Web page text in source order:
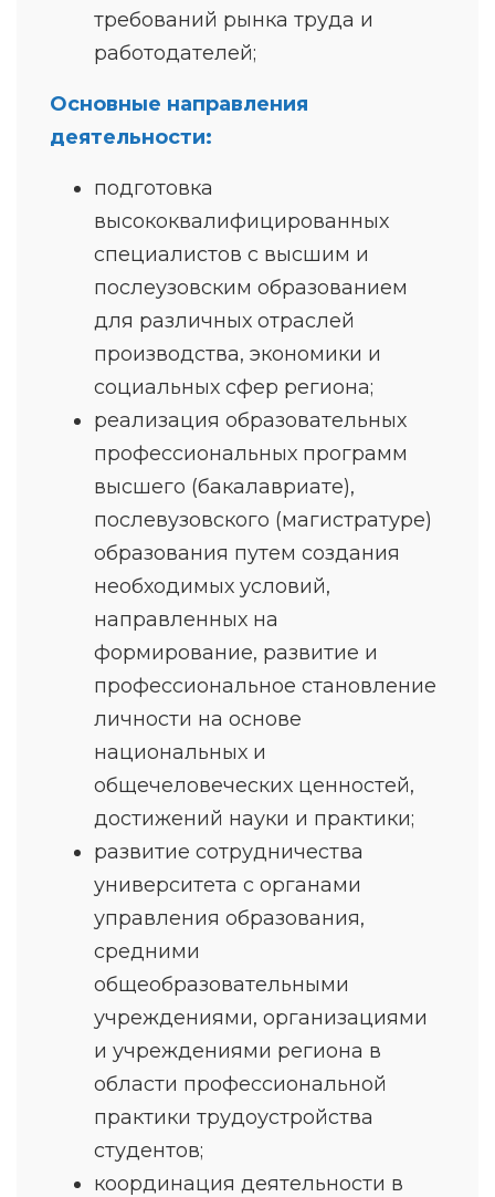
требований рынка труда и
работодателей;
Основные направления
деятельности:
подготовка
высококвалифицированных
специалистов с высшим и
послеузовским образованием
для различных отраслей
производства, экономики и
социальных сфер региона;
реализация образовательных
профессиональных программ
высшего (бакалавриате),
послевузовского (магистратуре)
образования путем создания
необходимых условий,
направленных на
формирование, развитие и
профессиональное становление
личности на основе
национальных и
общечеловеческих ценностей,
достижений науки и практики;
развитие сотрудничества
университета с органами
управления образования,
средними
общеобразовательными
учреждениями, организациями
и учреждениями региона в
области профессиональной
практики трудоустройства
студентов;
координация деятельности в